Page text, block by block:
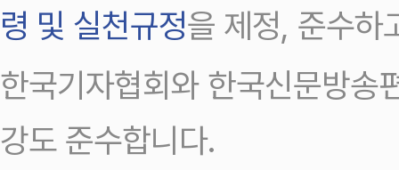
령 및 실천규정을 제정, 준수하
한국기자협회와 한국신문방송
강도 준수합니다.